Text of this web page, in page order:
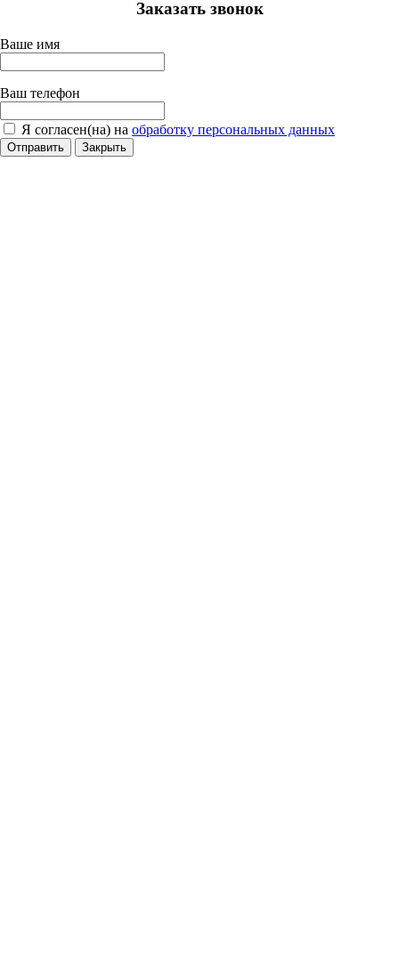
Заказать звонок
Ваше имя
Ваш телефон
Я согласен(на) на обработку персональных данных
Отправить Закрыть